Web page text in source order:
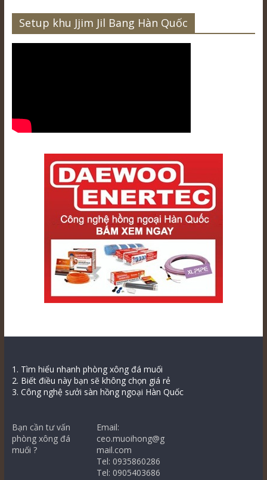
Setup khu Jjim Jil Bang Hàn Quốc
1. Tìm hiểu nhanh phòng xông đá muối
2. Biết điều này bạn sẽ không chọn giá rẻ
3. Công nghệ sưởi sàn hồng ngoại Hàn Quốc
Bạn cần tư vấn
phòng xông đá
muối ?
Email:
ceo.muoihong@g
mail.com
Tel: 0935860286
Tel: 0905403686